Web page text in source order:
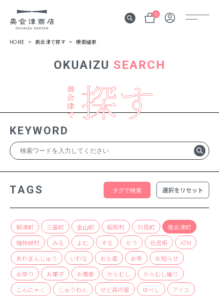
0
伝言板
みる
よむ
記事
する
体験
かう
商品
検索
ABOUT
相談窓口
OKUAIZU SEARCH
HOME 奥会津で探す 検索結果
KEYWORD
TAGS 選択をリセット
柳津町 三島町 金山町 昭和村 只見町
南会津町
檜枝岐村
みる よむ する かう 伝言板
ATM
あわまんじゅう
いわな お土産 お寺
お知らせ
お祭り
お菓子 お蕎麦 からむし
からむし織り
こんにゃく
じゅうねん せど森の宴 ゆべし
アイス